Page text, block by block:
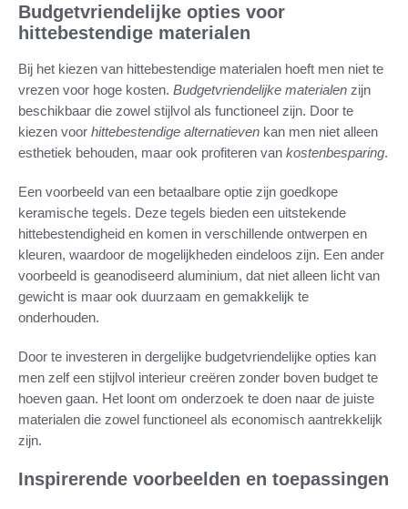
Budgetvriendelijke opties voor
hittebestendige materialen
Bij het kiezen van hittebestendige materialen hoeft men niet te
vrezen voor hoge kosten. Budgetvriendelijke materialen zijn
beschikbaar die zowel stijlvol als functioneel zijn. Door te
kiezen voor hittebestendige alternatieven kan men niet alleen
esthetiek behouden, maar ook profiteren van kostenbesparing.
Een voorbeeld van een betaalbare optie zijn goedkope
keramische tegels. Deze tegels bieden een uitstekende
hittebestendigheid en komen in verschillende ontwerpen en
kleuren, waardoor de mogelijkheden eindeloos zijn. Een ander
voorbeeld is geanodiseerd aluminium, dat niet alleen licht van
gewicht is maar ook duurzaam en gemakkelijk te
onderhouden.
Door te investeren in dergelijke budgetvriendelijke opties kan
men zelf een stijlvol interieur creëren zonder boven budget te
hoeven gaan. Het loont om onderzoek te doen naar de juiste
materialen die zowel functioneel als economisch aantrekkelijk
zijn.
Inspirerende voorbeelden en toepassingen